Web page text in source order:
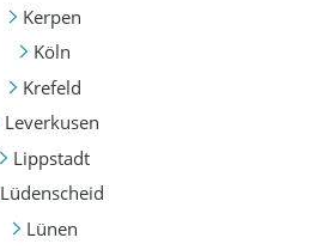
Kerpen
Köln
Krefeld
Leverkusen
Lippstadt
Lüdenscheid
Lünen